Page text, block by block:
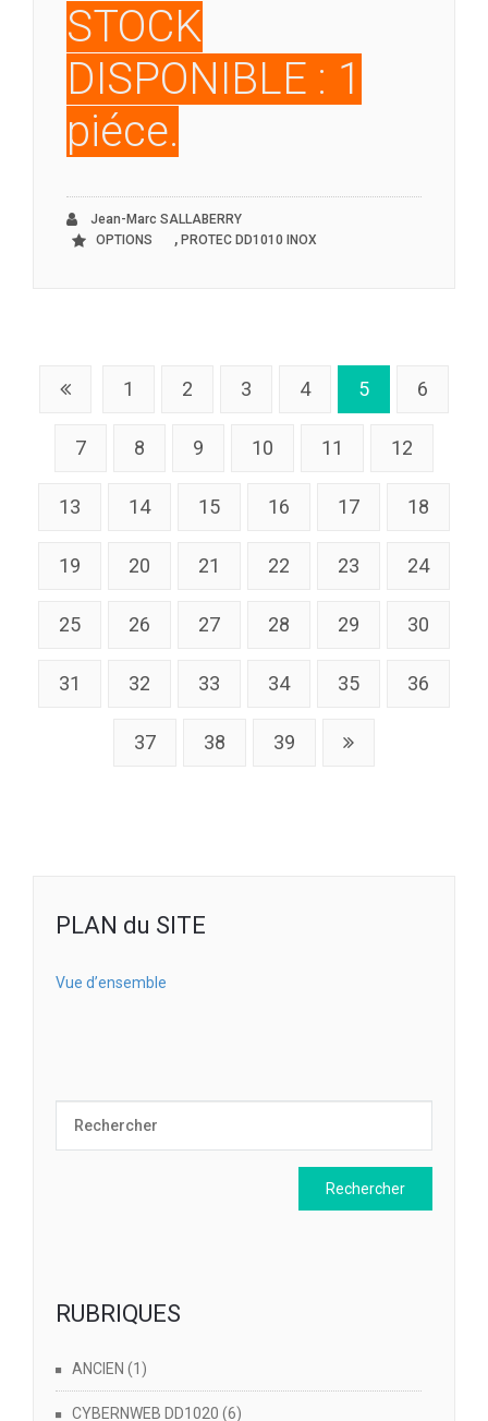
STOCK
DISPONIBLE : 1
piéce.
Jean-Marc SALLABERRY
OPTIONS
, PROTEC DD1010 INOX
1 2 3 4 5 6
7 8 9 10 11 12
13 14 15 16 17 18
19 20 21 22 23 24
25 26 27 28 29 30
31 32 33 34 35 36
37 38 39
PLAN du SITE
Vue d’ensemble
RUBRIQUES
ANCIEN (1)
CYBERNWEB DD1020 (6)